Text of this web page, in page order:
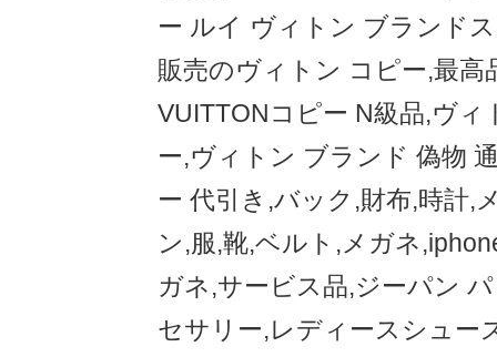
ー ルイ ヴィトン ブランド
販売のヴィトン コピー,最高
VUITTONコピー N級品,ヴ
ー,ヴィトン ブランド 偽物
ー 代引き,バック,財布,時計,
ン,服,靴,ベルト,メガネ
ガネ,サービス品,ジーパン
セサリー,レディースシュー